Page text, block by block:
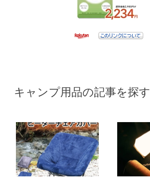
キャンプ用品の記事を探す